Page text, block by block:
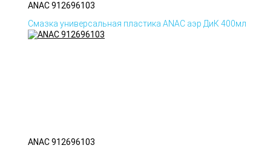
ANAC 912696103
Смазка универсальная пластика ANAC аэр ДиК 400мл
ANAC 912696103